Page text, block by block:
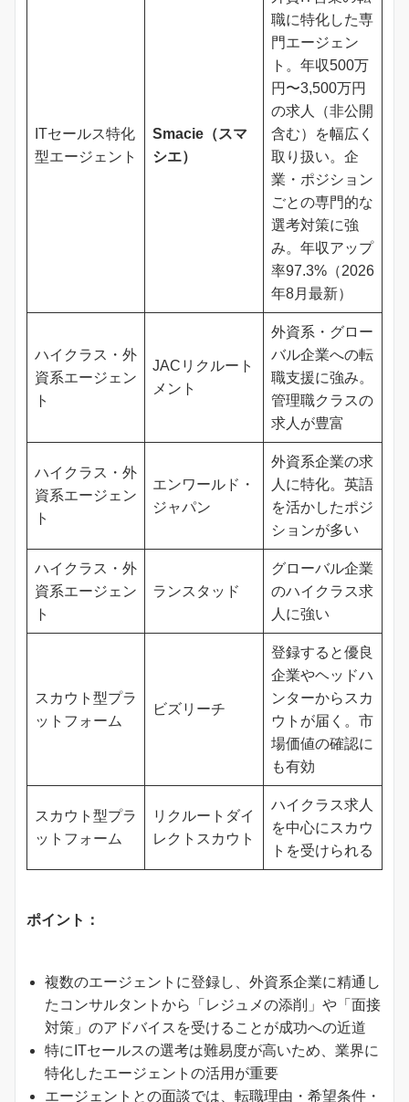
ITセールス特化
型エージェント
Smacie（スマ
シエ）
職に特化した専
門エージェン
ト。年収500万
円〜3,500万円
の求人（非公開
含む）を幅広く
取り扱い。企
業・ポジション
ごとの専門的な
選考対策に強
み。年収アップ
率97.3%（2026
年8月最新）
ハイクラス・外
資系エージェン
ト
JACリクルート
メント
外資系・グロー
バル企業への転
職支援に強み。
管理職クラスの
求人が豊富
ハイクラス・外
資系エージェン
ト
エンワールド・
ジャパン
外資系企業の求
人に特化。英語
を活かしたポジ
ションが多い
ハイクラス・外
資系エージェン
ト
ランスタッド
グローバル企業
のハイクラス求
人に強い
スカウト型プラ
ットフォーム
ビズリーチ
登録すると優良
企業やヘッドハ
ンターからスカ
ウトが届く。市
場価値の確認に
も有効
スカウト型プラ
ットフォーム
リクルートダイ
レクトスカウト
ハイクラス求人
を中心にスカウ
トを受けられる
ポイント：
複数のエージェントに登録し、外資系企業に精通し
たコンサルタントから「レジュメの添削」や「面接
対策」のアドバイスを受けることが成功への近道
特にITセールスの選考は難易度が高いため、業界に
特化したエージェントの活用が重要
エージェントとの面談では、転職理由・希望条件・